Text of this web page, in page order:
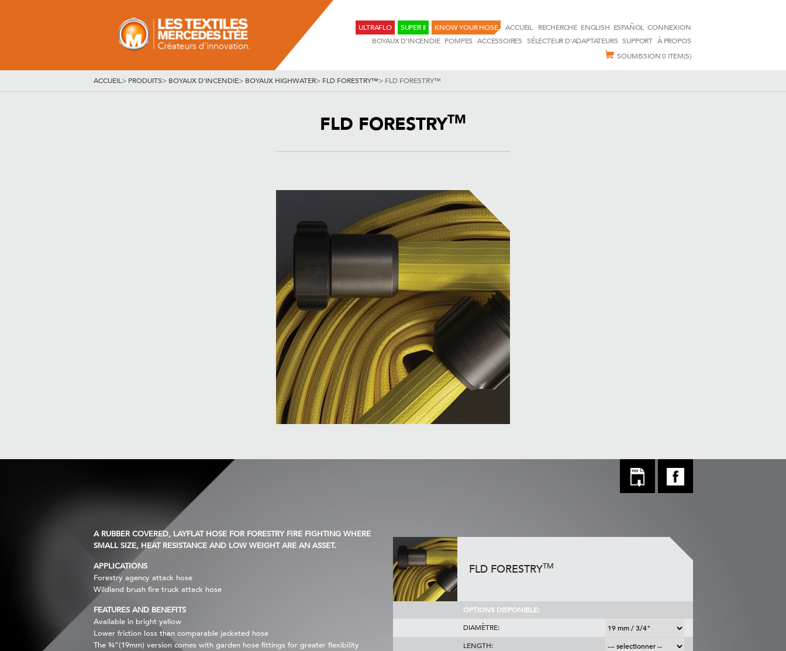
ULTRAFLO SUPER II KNOW YOUR HOSE ACCUEIL RECHERCHE ENGLISH ESPAÑOL CONNEXION
BOYAUX D'INCENDIE POMPES ACCESSOIRES SÉLECTEUR D'ADAPTATEURS SUPPORT À PROPOS
SOUMISSION0 ITEM(S)
ACCUEIL> PRODUITS> BOYAUX D'INCENDIE> BOYAUX HIGHWATER> FLD FORESTRY™> FLD FORESTRY™
FLD FORESTRYTM
A RUBBER COVERED, LAYFLAT HOSE FOR FORESTRY FIRE FIGHTING WHERE
SMALL SIZE, HEAT RESISTANCE AND LOW WEIGHT ARE AN ASSET.
APPLICATIONS
Forestry agency attack hose
Wildland brush fire truck attack hose
FEATURES AND BENEFITS
Available in bright yellow
Lower friction loss than comparable jacketed hose
The ¾”(19mm) version comes with garden hose fittings for greater flexibility
FLD FORESTRYTM
OPTIONS DISPONIBLE:
DIAMÈTRE:
LENGTH: